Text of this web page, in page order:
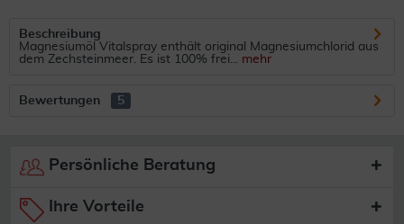
Beschreibung
Magnesiumöl Vitalspray enthält original Magnesiumchlorid aus
dem Zechsteinmeer. Es ist 100% frei... mehr
Bewertungen 5
Persönliche Beratung
Ihre Vorteile